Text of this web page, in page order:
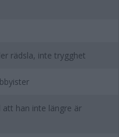
rädsla, inte trygghet
att han inte längre är